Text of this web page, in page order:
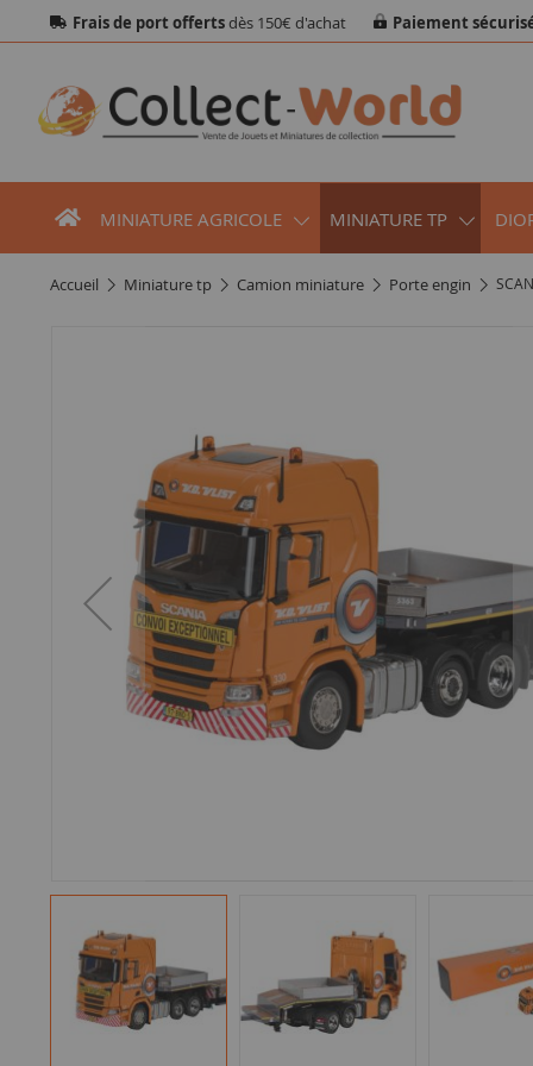
Frais de port offertsdès 150€ d'achat Paiement
MINIATURE AGRICOLE MINIATURE TP
accueil miniature tp camion miniature porte engin